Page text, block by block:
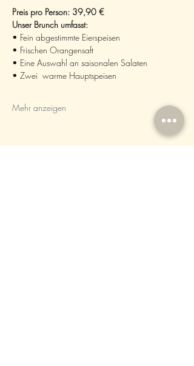
Preis pro Person: 39,90 €
Unser Brunch umfasst:
• Fein abgestimmte Eierspeisen
• Frischen Orangensaft
• Eine Auswahl an saisonalen Salaten
• Zwei  warme Hauptspeisen
Mehr anzeigen